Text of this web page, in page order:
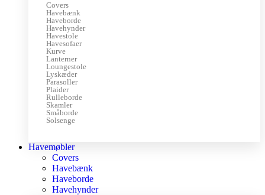
Covers
Havebænk
Haveborde
Havehynder
Havestole
Havesofaer
Kurve
Lanterner
Loungestole
Lyskæder
Parasoller
Plaider
Rulleborde
Skamler
Småborde
Solsenge
Havemøbler
Covers
Havebænk
Haveborde
Havehynder